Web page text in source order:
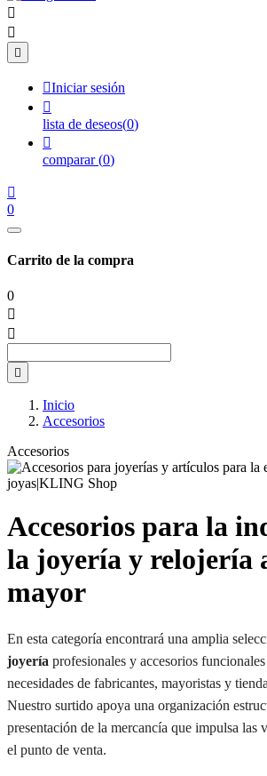



Iniciar sesión

lista de deseos(0)

comparar (0)

0
Carrito de la compra
0



Inicio
Accesorios
Accesorios
Accesorios para la
la joyería y relojería
mayor
En esta categoría encontrará una amplia
joyería profesionales y accesorios
necesidades de fabricantes, mayoristas y
Nuestro surtido apoya una organización
presentación de la mercancía que impulsa las
el punto de venta.